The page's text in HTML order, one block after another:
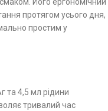
Його ергономічний
протягом усього дня,
простим у
та 4,5 мл рідини
тривалий час